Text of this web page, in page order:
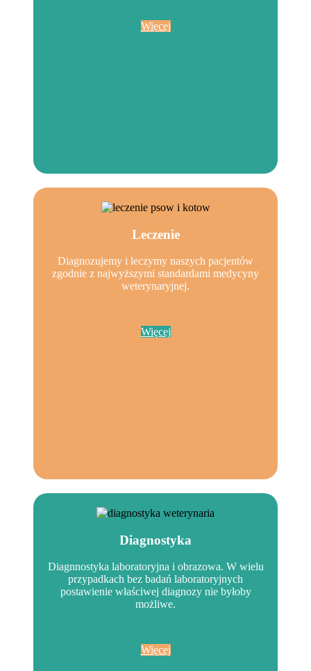
Więcej
Leczenie
Diagnozujemy i leczymy naszych pacjentów
zgodnie z najwyższymi standardami medycyny
weterynaryjnej.
Więcej
Diagnostyka
Diagnnostyka laboratoryjna i obrazowa. W wielu
przypadkach bez badań laboratoryjnych
postawienie właściwej diagnozy nie byłoby
możliwe.
Więcej